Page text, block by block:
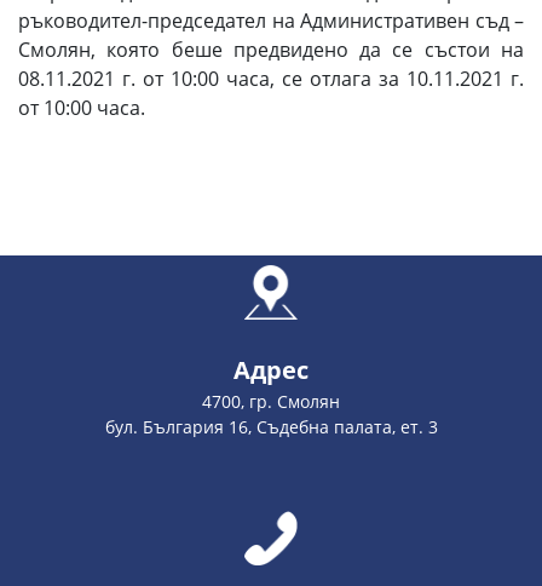
ръководител-председател на Административен съд –
Смолян, която беше предвидено да се състои на
08.11.2021 г. от 10:00 часа, се отлага за 10.11.2021 г.
от 10:00 часа.
Адрес
4700, гр. Смолян
бул. България 16, Съдебна палата, ет. 3